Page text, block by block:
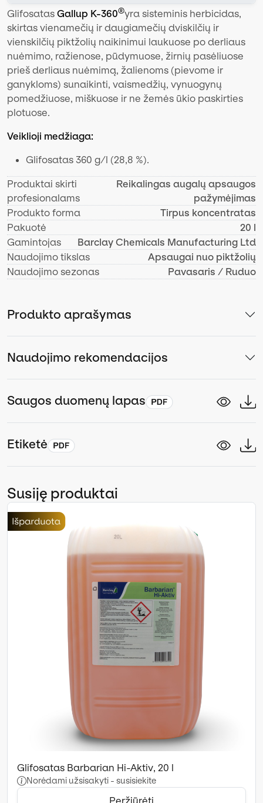
Glifosatas Gallup K-360®yra sisteminis herbicidas,
skirtas vienamečių ir daugiamečių dviskilčių ir
vienskilčių piktžolių naikinimui laukuose po derliaus
nuėmimo, ražienose, pūdymuose, žirnių pasėliuose
prieš derliaus nuėmimą, žalienoms (pievome ir
ganykloms) sunaikinti, vaismedžių, vynuogynų
pomedžiuose, miškuose ir ne žemės ūkio paskirties
plotuose.
Veiklioji medžiaga:
Glifosatas 360 g/l (28,8 %).
Produktai skirti
profesionalams
Reikalingas augalų apsaugos
pažymėjimas
Produkto forma
Tirpus koncentratas
Pakuotė
20 l
Gamintojas
Barclay Chemicals Manufacturing Ltd
Naudojimo tikslas
Apsaugai nuo piktžolių
Naudojimo sezonas
Pavasaris / Ruduo
Produkto aprašymas
Naudojimo rekomendacijos
Saugos duomenų lapas
Etiketė
Susiję produktai
Glifosatas Barbarian Hi-Aktiv, 20 l
Norėdami užsisakyti - susisiekite